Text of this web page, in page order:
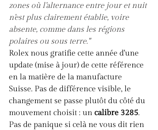
zones où l’alternance entre jour et nuit
n’est plus clairement établie, voire
absente, comme dans les régions
polaires ou sous terre."
Rolex nous gratifie cette année d'une
update (mise à jour) de cette référence
en la matière de la manufacture
Suisse. Pas de différence visible, le
changement se passe plutôt du côté du
mouvement choisit : un calibre 3285.
Pas de panique si celà ne vous dit rien